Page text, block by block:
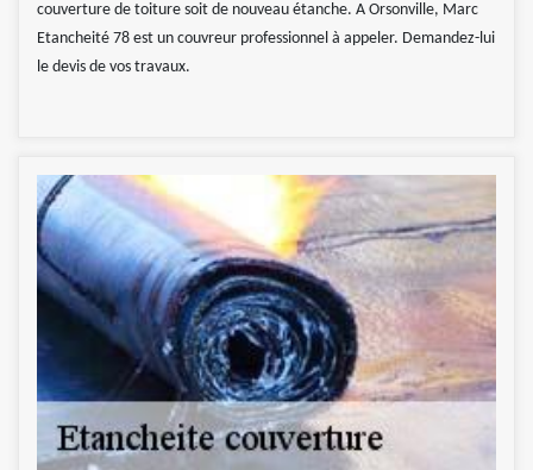
couverture de toiture soit de nouveau étanche. A Orsonville, Marc
Etancheité 78 est un couvreur professionnel à appeler. Demandez-lui
le devis de vos travaux.